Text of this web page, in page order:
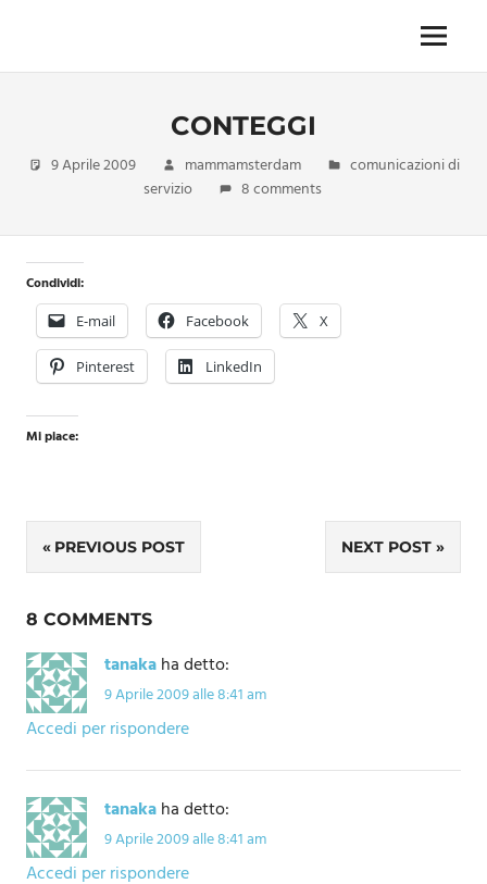
content
imprescindibile,
da
formato
monodose
nuova
confezione
migliorata
Menu
CONTEGGI
9 Aprile 2009 mammamsterdam
comunicazioni di
servizio
8 comments
Condividi:
E-mail Facebook X
Pinterest LinkedIn
Mi piace:
Navigazione
articoli
PREVIOUS POST NEXT POST
8 COMMENTS
tanakaha detto:
9 Aprile 2009 alle 8:41 am
Accedi per rispondere
tanakaha detto:
9 Aprile 2009 alle 8:41 am
Accedi per rispondere